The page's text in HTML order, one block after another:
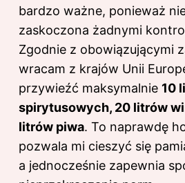
bardzo ważne, ponieważ
zaskoczona żadnymi
Zgodnie z obowiązującymi
wracam z krajów Unii
przywieźć maksymalnie 10
spirytusowych, 20 litrów
litrów piwa. To naprawdę
pozwala mi cieszyć się
a jednocześnie zapewnia